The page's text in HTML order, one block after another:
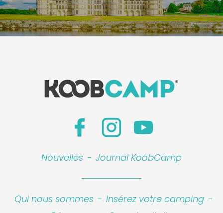
Nouvelles - Journal KoobCamp
Qui nous sommes - Insérez votre camping -